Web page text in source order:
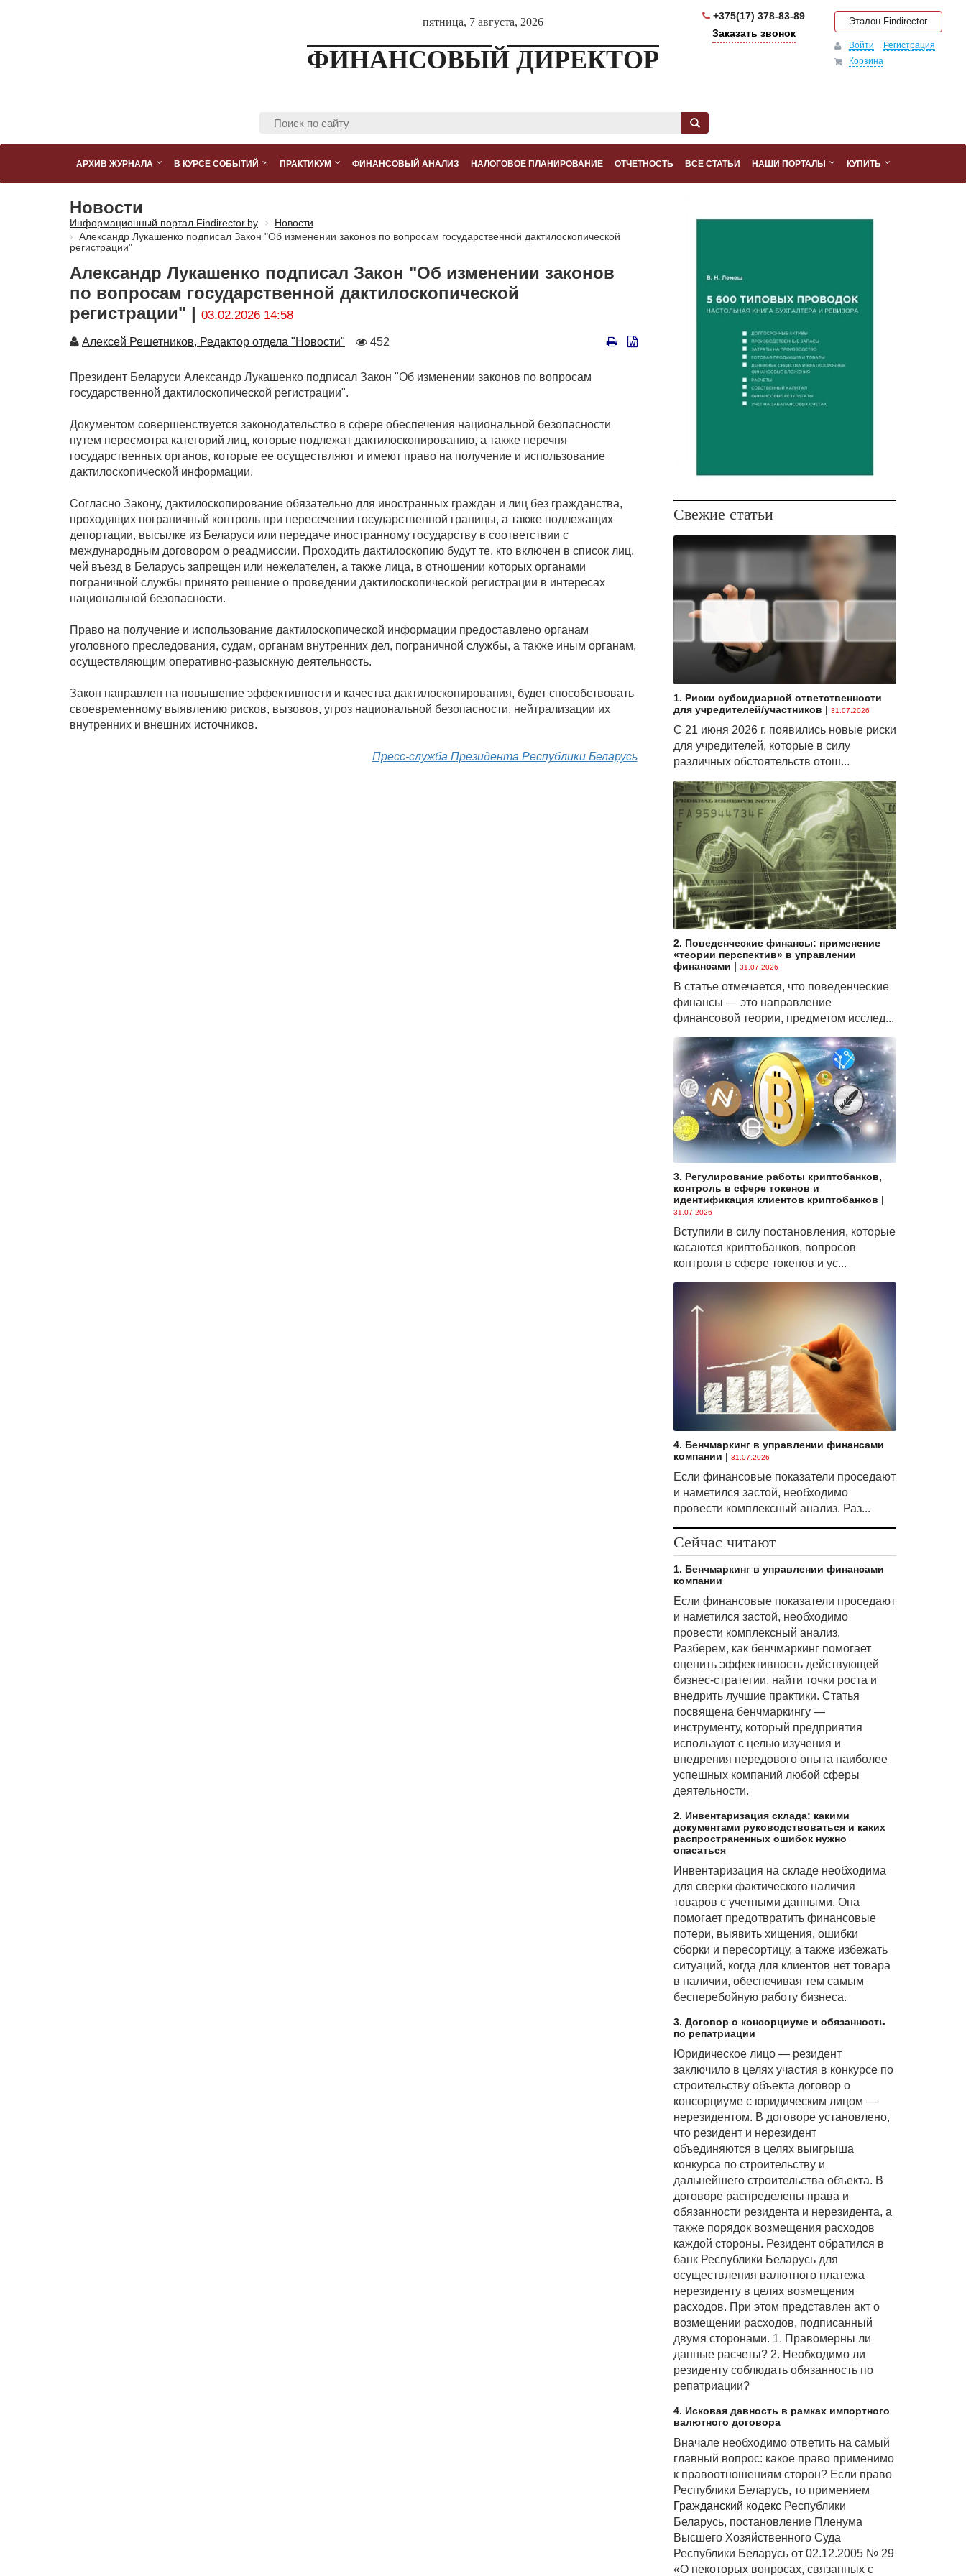
пятница, 7 августа, 2026
ФИНАНСОВЫЙ ДИРЕКТОР
+375(17) 378-83-89
Заказать звонок
Эталон.Findirector
Войти
Регистрация
Корзина
АРХИВ ЖУРНАЛА В КУРСЕ СОБЫТИЙ ПРАКТИКУМ ФИНАНСОВЫЙ АНАЛИЗ НАЛОГОВОЕ ПЛАНИРОВАНИЕ ОТЧЕТНОСТЬ ВСЕ СТАТЬИ НАШИ ПОРТАЛЫ КУПИТЬ
Новости
Информационный портал Findirector.by
Новости
Александр Лукашенко подписал Закон "Об изменении законов по вопросам государственной дактилоскопической
регистрации"
Александр Лукашенко подписал Закон "Об изменении законов
по вопросам государственной дактилоскопической
регистрации" | 03.02.2026 14:58
Автор
Алексей Решетников, Редактор отдела "Новости"
Количество
452
Президент Беларуси Александр Лукашенко подписал Закон "Об изменении законов по вопросам
государственной дактилоскопической регистрации".
Документом совершенствуется законодательство в сфере обеспечения национальной безопасности
путем пересмотра категорий лиц, которые подлежат дактилоскопированию, а также перечня
государственных органов, которые ее осуществляют и имеют право на получение и использование
дактилоскопической информации.
Согласно Закону, дактилоскопирование обязательно для иностранных граждан и лиц без гражданства,
проходящих пограничный контроль при пересечении государственной границы, а также подлежащих
депортации, высылке из Беларуси или передаче иностранному государству в соответствии с
международным договором о реадмиссии. Проходить дактилоскопию будут те, кто включен в список лиц,
чей въезд в Беларусь запрещен или нежелателен, а также лица, в отношении которых органами
пограничной службы принято решение о проведении дактилоскопической регистрации в интересах
национальной безопасности.
Право на получение и использование дактилоскопической информации предоставлено органам
уголовного преследования, судам, органам внутренних дел, пограничной службы, а также иным органам,
осуществляющим оперативно-разыскную деятельность.
Закон направлен на повышение эффективности и качества дактилоскопирования, будет способствовать
своевременному выявлению рисков, вызовов, угроз национальной безопасности, нейтрализации их
внутренних и внешних источников.
Пресс-служба Президента Республики Беларусь
Свежие статьи
1. Риски субсидиарной ответственности
для учредителей/участников | 31.07.2026
С 21 июня 2026 г. появились новые риски
для учредителей, которые в силу
различных обстоятельств отош...
2. Поведенческие финансы: применение
«теории перспектив» в управлении
финансами | 31.07.2026
В статье отмечается, что поведенческие
финансы — это направление
финансовой теории, предметом исслед...
3. Регулирование работы криптобанков,
контроль в сфере токенов и
идентификация клиентов криптобанков |
31.07.2026
Вступили в силу постановления, которые
касаются криптобанков, вопросов
контроля в сфере токенов и ус...
4. Бенчмаркинг в управлении финансами
компании | 31.07.2026
Если финансовые показатели проседают
и наметился застой, необходимо
провести комплексный анализ. Раз...
Сейчас читают
1. Бенчмаркинг в управлении финансами
компании
Если финансовые показатели проседают
и наметился застой, необходимо
провести комплексный анализ.
Разберем, как бенчмаркинг помогает
оценить эффективность действующей
бизнес-стратегии, найти точки роста и
внедрить лучшие практики. Статья
посвящена бенчмаркингу —
инструменту, который предприятия
используют с целью изучения и
внедрения передового опыта наиболее
успешных компаний любой сферы
деятельности.
2. Инвентаризация склада: какими
документами руководствоваться и каких
распространенных ошибок нужно
опасаться
Инвентаризация на складе необходима
для сверки фактического наличия
товаров с учетными данными. Она
помогает предотвратить финансовые
потери, выявить хищения, ошибки
сборки и пересортицу, а также избежать
ситуаций, когда для клиентов нет товара
в наличии, обеспечивая тем самым
бесперебойную работу бизнеса.
3. Договор о консорциуме и обязанность
по репатриации
Юридическое лицо — резидент
заключило в целях участия в конкурсе по
строительству объекта договор о
консорциуме с юридическим лицом —
нерезидентом. В договоре установлено,
что резидент и нерезидент
объединяются в целях выигрыша
конкурса по строительству и
дальнейшего строительства объекта. В
договоре распределены права и
обязанности резидента и нерезидента, а
также порядок возмещения расходов
каждой стороны. Резидент обратился в
банк Республики Беларусь для
осуществления валютного платежа
нерезиденту в целях возмещения
расходов. При этом представлен акт о
возмещении расходов, подписанный
двумя сторонами. 1. Правомерны ли
данные расчеты? 2. Необходимо ли
резиденту соблюдать обязанность по
репатриации?
4. Исковая давность в рамках импортного
валютного договора
Вначале необходимо ответить на самый
главный вопрос: какое право применимо
к правоотношениям сторон? Если право
Республики Беларусь, то применяем
Гражданский кодексРеспублики
Беларусь, постановление Пленума
Высшего Хозяйственного Суда
Республики Беларусь от 02.12.2005 № 29
«О некоторых вопросах, связанных с